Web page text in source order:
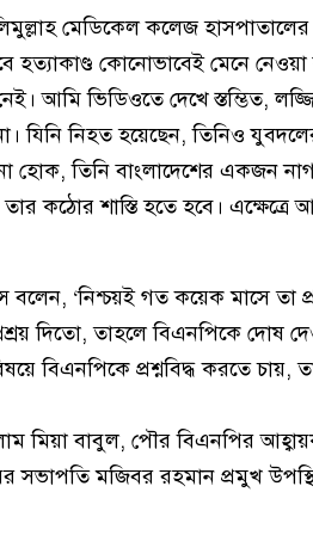
মেডিকেল কলেজ
হত্যাকাণ্ড কোনোভাবেই মেনে
আমি ভিডিওতে দেখে স্তম্ভিত,
নিহত হয়েছেন, তিনিও যুবদলের
হোক, তিনি বাংলাদেশের একজন
কঠোর শাস্তি হতে হবে। এক্ষেত্রে
বলেন, ‘নিশ্চয়ই গত কয়েক মাসে তা
দিতো, তাহলে বিএনপিকে দোষ
বিএনপিকে প্রশ্নবিদ্ধ করতে চায়,
মিয়া বাবুল, পৌর বিএনপির
সভাপতি মজিবর রহমান প্রমুখ